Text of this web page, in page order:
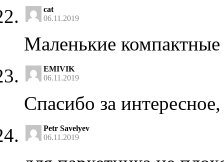
cat
06.11.2019
Маленькие
EMIVIK
06.11.2019
Спасибо за
Petr Savelyev
06.11.2019